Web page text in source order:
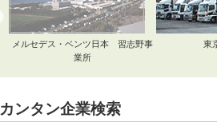
メルセデス・ベンツ日本 習志野事
業所
東
カンタン企業検索